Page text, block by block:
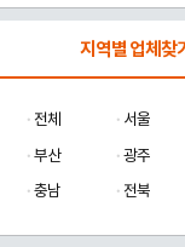
지역별 업체찾기
전체 서울
부산
광주
충남
전북